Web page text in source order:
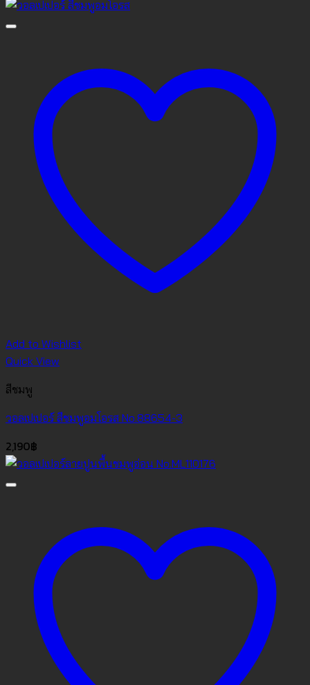
Add to Wishlist
Quick View
สีชมพู
วอลเปเปอร์ สีชมพูอมโอรส No.88654-3
2,190฿